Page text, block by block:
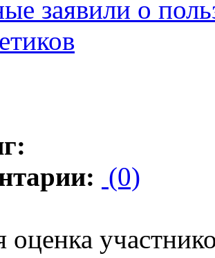
заявили о
(0)
оценка